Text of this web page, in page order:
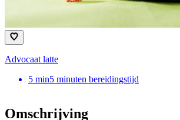
Advocaat latte
5 min5 minuten bereidingstijd
Omschrijving